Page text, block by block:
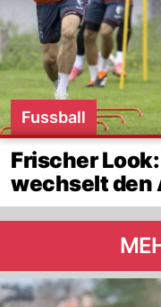
Fussball
Frischer
wechselt den